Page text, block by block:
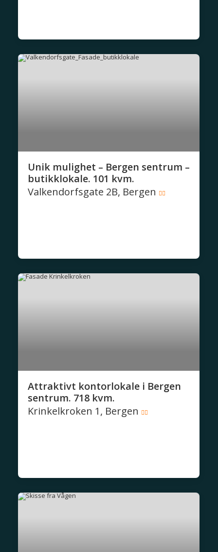
Unik mulighet – Bergen sentrum –
butikklokale. 101 kvm.
Valkendorfsgate 2B, Bergen
Attraktivt kontorlokale i Bergen
sentrum. 718 kvm.
Krinkelkroken 1, Bergen